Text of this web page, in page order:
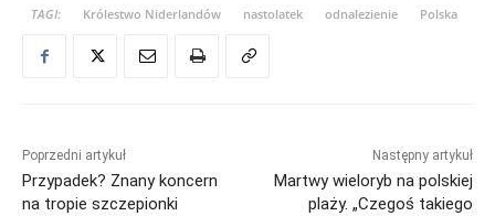
TAGI: Królestwo Niderlandów nastolatek odnalezienie Polska
Poprzedni artykuł
Przypadek? Znany koncern
na tropie szczepionki
Następny artykuł
Martwy wieloryb na polskiej
plaży. „Czegoś takiego